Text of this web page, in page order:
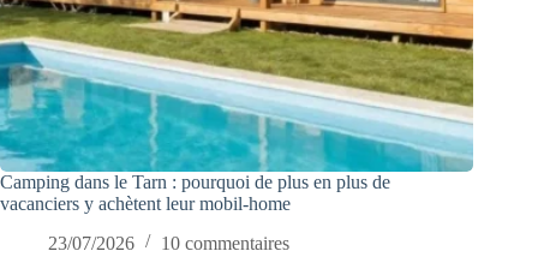
Camping dans le Tarn : pourquoi de plus en plus de
vacanciers y achètent leur mobil-home
23/07/2026
10 commentaires